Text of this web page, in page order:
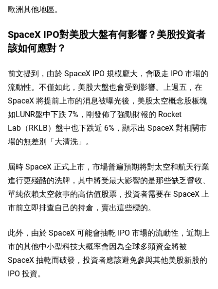
歐洲其他地區。
SpaceX IPO對美股大盤有何影響？美股投資者
該如何應對？
前文提到，由於 SpaceX IPO 規模龐大，會吸走 IPO 市場的
流動性。不僅如此，美股大盤也會受到影響。上週五，在
SpaceX 將提前上市的消息被曝光後，美股太空概念股板塊
如LUNR盤中下跌 7%，剛發佈了強勁財報的 Rocket
Lab （RKLB） 盤中也下跌近 6%，顯示出 SpaceX 對相關市
場的無差別「大清洗」。
屆時 SpaceX 正式上市，市場普遍預期將對太空和航天行業
進行更殘酷的洗牌，其中將受最大影響的是那些缺乏營收、
單純依賴太空敘事的高估值股票，投資者需要在 SpaceX 上
市前立即排查自己的持倉，賣出這些標的。
此外，由於 SpaceX 可能會抽乾 IPO 市場的流動性，近期上
市的其他中小型科技大概率會因為全球多頭資金將被
SpaceX 抽乾而破發，投資者應該避免參與其他美股新股的
IPO 投資。